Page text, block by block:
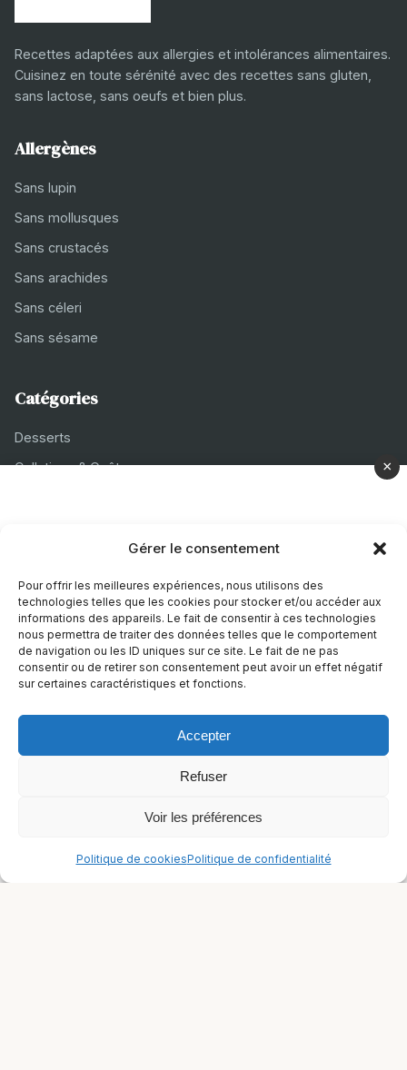
Gérer le consentement
Pour offrir les meilleures expériences, nous utilisons des
technologies telles que les cookies pour stocker et/ou accéder aux
informations des appareils. Le fait de consentir à ces technologies
nous permettra de traiter des données telles que le comportement
de navigation ou les ID uniques sur ce site. Le fait de ne pas
consentir ou de retirer son consentement peut avoir un effet négatif
sur certaines caractéristiques et fonctions.
Accepter
Refuser
Voir les préférences
Politique de cookiesPolitique de confidentialité
Recettes adaptées aux allergies et intolérances alimentaires.
Cuisinez en toute sérénité avec des recettes sans gluten,
sans lactose, sans oeufs et bien plus.
Allergènes
Sans lupin
Sans mollusques
Sans crustacés
Sans arachides
Sans céleri
Sans sésame
Catégories
Desserts
Collations & Goûters
Entrées
Régimes
Flexitarien
Halal
Mentions légales
×